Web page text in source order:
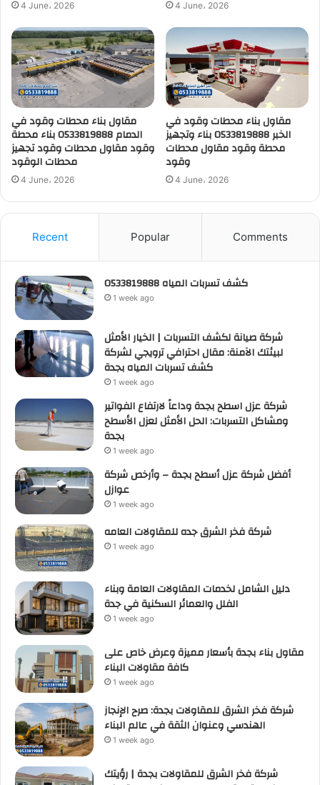
4 June، 2026 4 June، 2026
مقاول بناء محطات وقود في
الدمام 0533819888 بناء محطة
وقود مقاول محطات وقود تجهيز
محطات الوقود
4 June، 2026
مقاول بناء محطات وقود في
الخبر 0533819888 بناء وتجهيز
محطة وقود مقاول محطات
وقود
4 June، 2026
Recent Popular Comments
كشف تسربات المياه 0533819888
1 week ago
شركة صيانة لكشف التسربات | الخيار الأمثل
لبيئتك الآمنة: مقال احترافي ترويجي لشركة
كشف تسربات المياه بجدة
1 week ago
شركة عزل اسطح بجدة وداعاً لارتفاع الفواتير
ومشاكل التسربات: الحل الأمثل لعزل الأسطح
بجدة
1 week ago
أفضل شركة عزل أسطح بجدة – وأرخص شركة
عوازل
1 week ago
شركة فخر الشرق جده للمقاولات العامه
1 week ago
دليل الشامل لخدمات المقاولات العامة وبناء
الفلل والعمائر السكنية في جدة
1 week ago
مقاول بناء بجدة بأسعار مميزة وعرض خاص على
كافة مقاولات البناء
1 week ago
شركة فخر الشرق للمقاولات بجدة: صرح الإنجاز
الهندسي وعنوان الثقة في عالم البناء
1 week ago
شركة فخر الشرق للمقاولات بجدة | رؤيتك